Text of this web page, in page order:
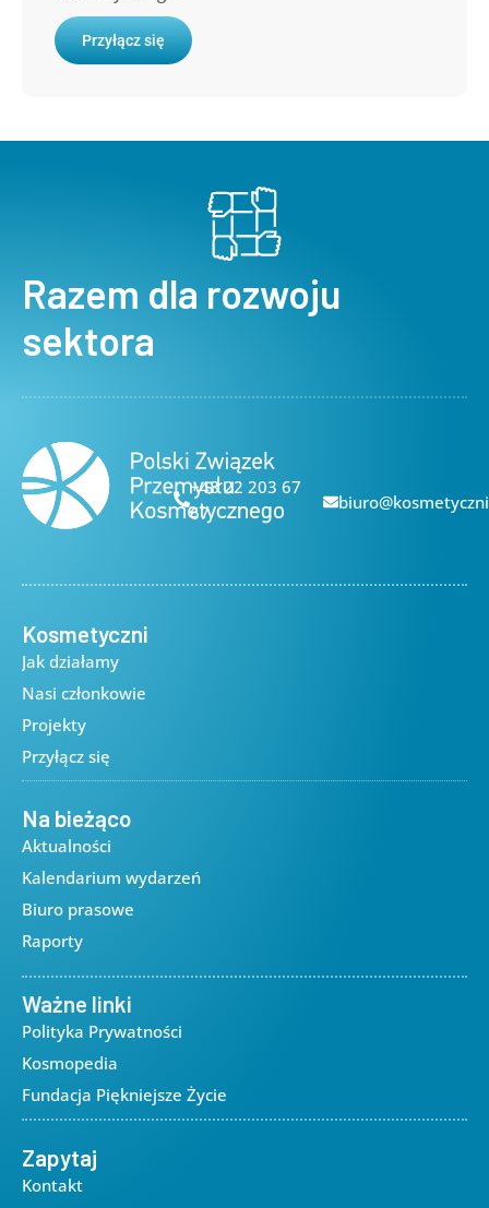
Przyłącz się
Razem dla rozwoju
sektora
+48 22 203 67
67
Kosmetyczni
Jak działamy
Nasi członkowie
Projekty
Przyłącz się
Na bieżąco
Aktualności
Kalendarium wydarzeń
Biuro prasowe
Raporty
Ważne linki
Polityka Prywatności
Kosmopedia
Fundacja Piękniejsze Życie
Zapytaj
Kontakt